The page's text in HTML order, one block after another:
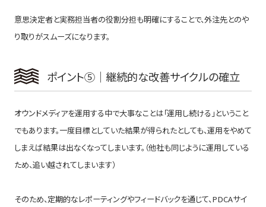
意思決定者と実務担当者の役割分担も明確にすることで、外注先とのや
り取りがスムーズになります。
ポイント⑤｜継続的な改善サイクルの確立
オウンドメディアを運用する中で大事なことは「運用し続ける」ということ
でもあります。一度目標としていた結果が得られたとしても、運用をやめて
しまえば結果は出なくなってしまいます。（他社も同じように運用している
ため、追い越されてしまいます）
そのため、定期的なレポーティングやフィードバックを通じて、PDCAサイ